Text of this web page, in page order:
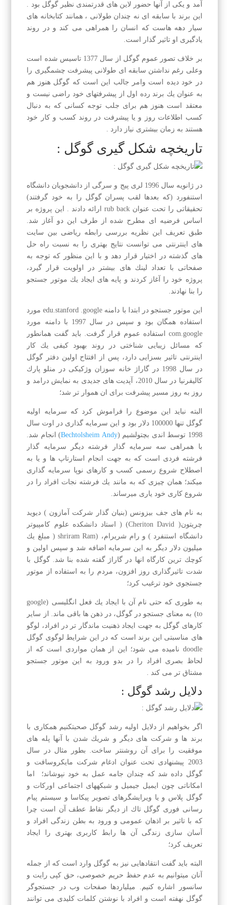
آمد و یكی از آنها حضور لاین های قدرتمندی نظیر گوگل بود .
این برند با سابقه ای نه چندان طولانی ، همانند كتابخانه های
سیار دهه هاست كه انسان را همراهی می كند و در روند
یادگیری او تاثیر گذار است.
بر خلاف تصور عموم گوگل از سال 1377 تاسیس شده است
وعلی رغم نداشتن سابقه ای طولانی پیشرفت چشمگیری را
در خود دیده است وامر جالب این است كه گوگل هنوز هم
به عنوان یك برند رده اول از پیشرفتهای خود راضی نیست و
معتقد است هنوز هم برای جلب توجه كسانی كه به دنبال
كسب اطلاعات روز و یا پیشرفت در روند كسب و كار خود
هستند به زمان بیشتری نیاز دارد .
تاریخچه شكل گیری گوگل :
در ژانویه سال 1996 لری پیج و سرگی از دانشجویان دانشگاه
استنفورد (كه بعدها لقب پسران گوگل را به خود گرفتند)
تحقیقاتی را تحت عنوان rub back ارائه دادند . این پروژه بر
اساس فرضیه ای مطرح شده از طرف این دو آغاز شد.
طبق تعریف این نظریه بررسی رابطه ریاضی بین سایت
های اینترنتی می توانست نتایج بهتری را به نسبت راه حل
های گذشته در اختیار قرار دهد و با این منظور كه توجه به
صفحاتی با تعداد لینك های بیشتر در اولویت قرار گیرد،
پروژه خود را آغاز كردند و پایه های ایجاد یك موتور جستجو
را بنا نهادند.
این موتور جستجو در ابتدا با دامنه edu.stanford .google مورد
استفاده همگان بود و سپس در سال 1997 با دامنه مورد
com.google استفاده عموم قرار گرفت. باید گفت همانطور
كه مسائل زیبایی شناختی در روند بهبود كیفی یك كار
اینترنتی تاثیر بسزایی دارد، پس از افتتاح اولین دفتر گوگل
در سال 1998 در گاراژ خانه سوزان وژكیكی در منلو پارك
كالیفرنیا در سال 2010، آپدیت های جدیدی به نمایش درامد و
روز به روز مسیر پیشرفت برای ان هموار تر شد؛
البته نباید این موضوع را فراموش كرد كه سرمایه اولیه
گوگل تنها 100000 دلار بود و این سرمایه گذاری در اوت سال
1998 توسط اندی بچتولشیم (
Bechtolsheim Andy) انجام شد.
با همراهی سه سرمایه گذار فرشته دیگر سرمایه گذار
فرشته فردی است كه به جهت انجام استارتاپ ها و یا به
اصطلاح شروع رسمی كسب و كارهای نوپا سرمایه گذاری
میكند؛ همان چیزی كه به مانند یك فرشته نجات افراد را در
شروع كاری خود یاری میرساند.
به نام های جف بیزونس (بنیان گذار شركت آمازون ) دیوید
چریتون( Cheriton David) ( استاد دانشكده علوم كامپیوتر
دانشگاه استنفرد ) و رام شریرام، (shriram Ram ( مبلغ یك
میلیون دلار دیگر به این سرمایه اضافه شد و سپس اولین و
كوچك ترین كارگاه انها در گاراژ گفته شده بنا شد. گوگل با
شدت تاثیرگذاری روز افزون، مردم را به استفاده از موتور
جستجوی خود ترغیب كرد؛
به طوری كه حتی نام آن با ایجاد یك فعل انگلیسی (google
to) به معنای جستجو در گوگل، در ذهن ها باقی ماند. از سایر
كارهای گوگل به جهت ایجاد ذهنیت ماندگار تر در افراد، لوگو
های مناسبتی این برند است كه در این شرایط لوگوی گوگل
doodle نامیده می شود؛ این از همان مواردی است كه از
لحاظ بصری افراد را در بدو ورود به این موتور جستجو
مشتاق تر می كند .
دلایل رشد گوگل :
اگر بخواهیم از دلایل اولیه رشد گوگل صحبتكنیم همكاری با
برند ها و شركت های دیگر و شریك شدن با آنها پله های
موفقیت را برای آن روشنتر ساخت. بطور مثال در سال
2003 پیشنهادی تحت عنوان ادغام شركت مایكروسافت و
گوگل داده شد كه چندان جامه عمل به خود نپوشاند؛ اما
امكاناتی چون ایمیل جیمیل و شبكههای اجتماعی اوركات و
گوگل پلاس و یا ویرایشگرهای تصویر پیكاسا و سیستم پیام
رسانی فوری گوگل تاك از دیگر نقاط عطف آن است چرا
كه با تاثیر بر اذهان عمومی و ورود به بطن زندگی افراد و
آسان سازی زندگی آن ها رابط كاربری بهتری را ایجاد
تعریف كرد؛
البته باید گفت انتقادهایی نیز به گوگل وارد است كه از جمله
آنان میتوانیم به عدم حفظ حریم خصوصی، حق كپی رایت و
سانسور اشاره كنیم. میلیاردها صفحات وب در جستجوگر
گوگل نهفته است و افراد با نوشتن كلمات كلیدی می توانند